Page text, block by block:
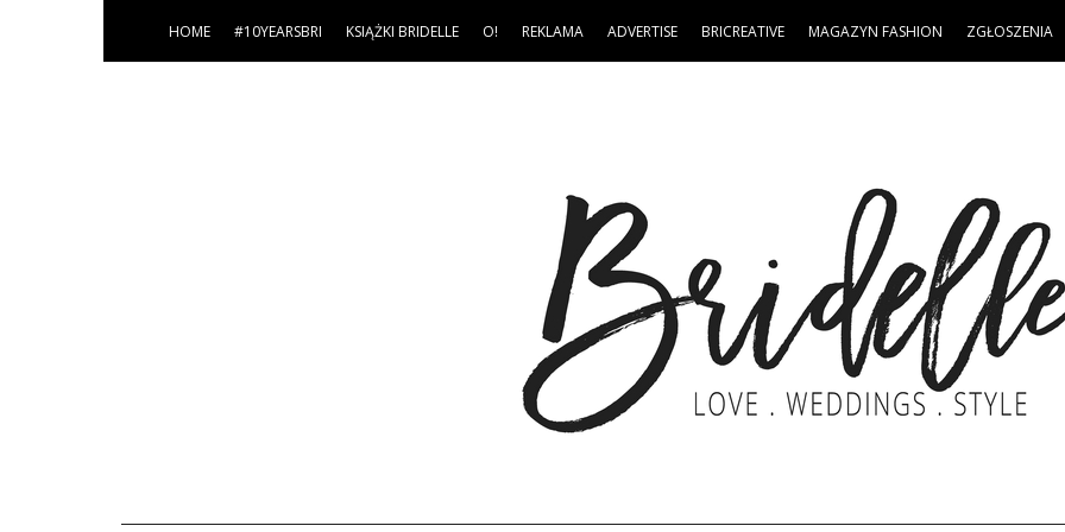
HOME #10YEARSBRI KSIĄŻKI BRIDELLE O! REKLAMA ADVERTISE BRICREATIVE MAGAZYN FASHION ZGŁOSZENIA